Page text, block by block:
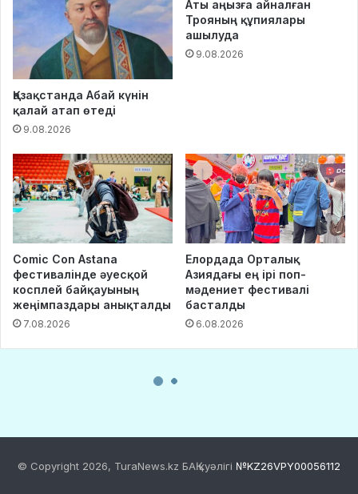
© Copyright 2026, TuraNews.kz БАҚ куәлігі №KZ26VPY00056112